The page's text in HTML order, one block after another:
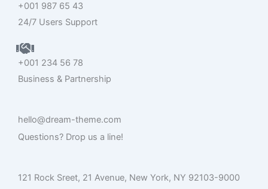
+001 987 65 43
24/7 Users Support
+001 234 56 78
Business & Partnership
hello@dream-theme.com
Questions? Drop us a line!
121 Rock Sreet, 21 Avenue, New York, NY 92103-9000